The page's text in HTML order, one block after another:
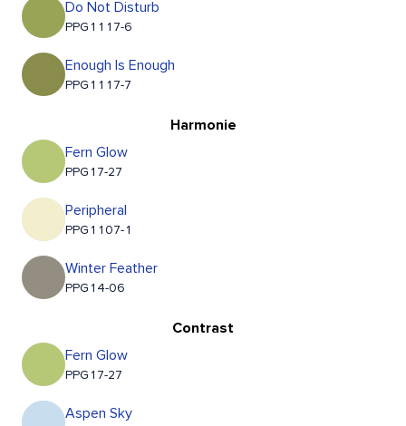
Do Not Disturb
PPG1117-6
Enough Is Enough
PPG1117-7
Harmonie
Fern Glow
PPG17-27
Peripheral
PPG1107-1
Winter Feather
PPG14-06
Contrast
Fern Glow
PPG17-27
Aspen Sky